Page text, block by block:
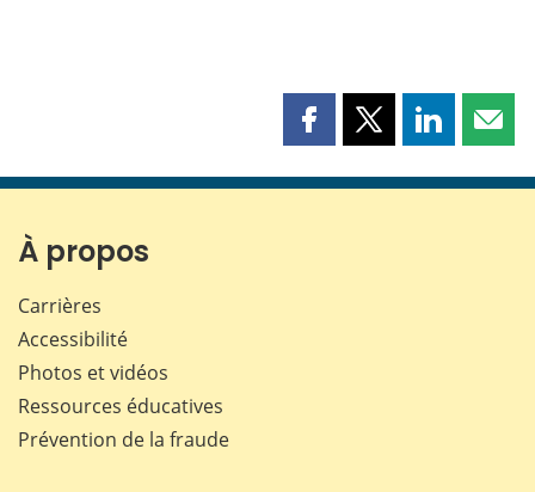
Partager
page
Partager
page
Partager
page page
À propos
Carrières
Accessibilité
Photos et vidéos
Ressources éducatives
Prévention de la fraude